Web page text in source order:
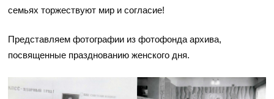
семьях торжествуют мир и согласие!
Представляем фотографии из фотофонда архива,
посвященные празднованию женского дня.